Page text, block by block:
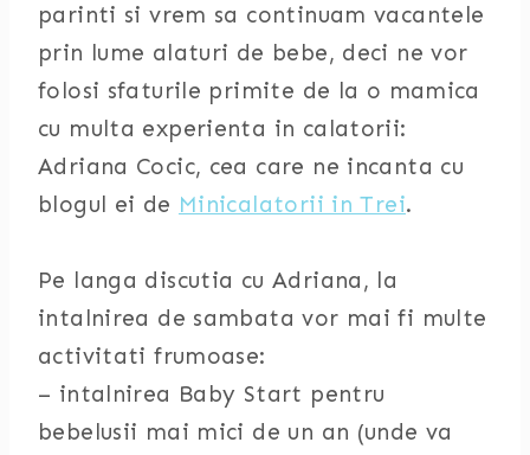
parinti si vrem sa continuam vacantele
prin lume alaturi de bebe, deci ne vor
folosi sfaturile primite de la o mamica
cu multa experienta in calatorii:
Adriana Cocic, cea care ne incanta cu
blogul ei de Minicalatorii in Trei.
Pe langa discutia cu Adriana, la
intalnirea de sambata vor mai fi multe
activitati frumoase:
– intalnirea Baby Start pentru
bebelusii mai mici de un an (unde va